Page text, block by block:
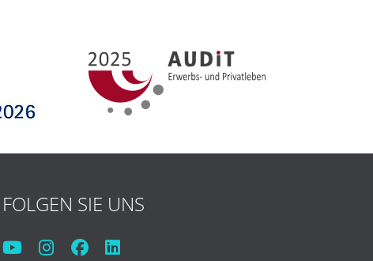
FOLGEN SIE UNS